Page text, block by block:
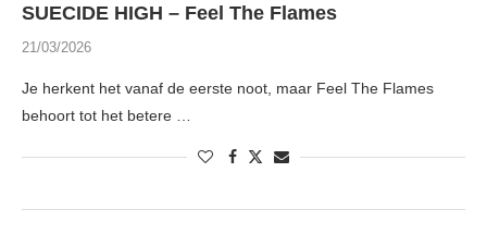
SUECIDE HIGH – Feel The Flames
21/03/2026
Je herkent het vanaf de eerste noot, maar Feel The Flames
behoort tot het betere …